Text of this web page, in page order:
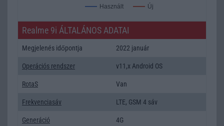
Használt Új
Realme 9i ÁLTALÁNOS ADATAI
Megjelenés időpontja 2022 január
Operációs rendszer v11,x Android OS
RotaS Van
Frekvenciasáv LTE, GSM 4 sáv
Generáció 4G